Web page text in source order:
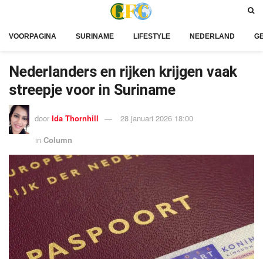
VOORPAGINA SURINAME LIFESTYLE NEDERLAND
Nederlanders en rijken krijgen vaak
streepje voor in Suriname
door Ida Thornhill
28 januari 2026 18:00
in Column